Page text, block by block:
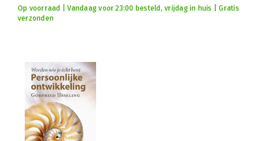
Op voorraad | Vandaag voor 23:00 besteld, vrijdag in huis | Gratis
verzonden